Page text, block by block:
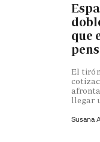
que
El
llegar
Susana